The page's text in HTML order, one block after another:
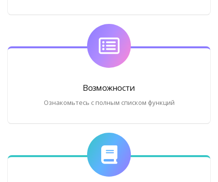
Возможности
Ознакомьтесь с полным списком функций